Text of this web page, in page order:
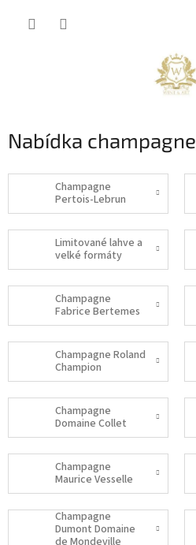
Nabídka champagne
Champagne
Pertois-Lebrun
Limitované lahve a
velké formáty
Champagne
Fabrice Bertemes
Champagne Roland
Champion
Champagne
Domaine Collet
Champagne
Maurice Vesselle
Champagne
Dumont Domaine